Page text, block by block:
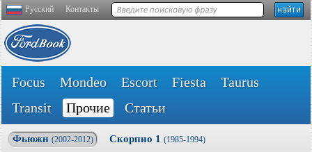
Русский Контакты
Focus Mondeo Escort Fiesta
Taurus
Transit
Прочие Статьи
Фьюжн (2002-2012) Скорпио 1 (1985-1994)